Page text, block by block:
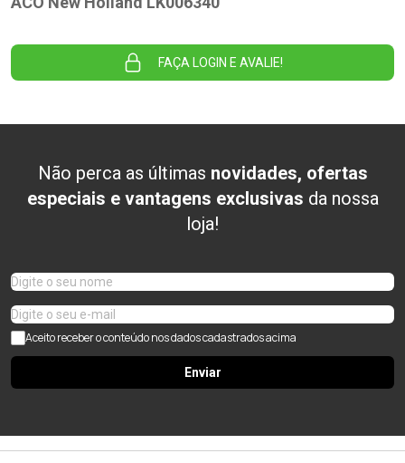
FAÇA LOGIN E AVALIE!
Não perca as últimas novidades, ofertas
especiais e vantagens exclusivas da nossa
loja!
Aceito receber o conteúdo nos dados cadastrados acima
Enviar